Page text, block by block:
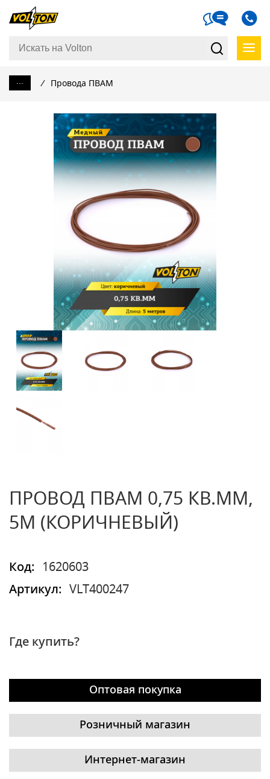
... / Провода ПВАМ
ПРОВОД ПВАМ 0,75 КВ.ММ,
5М (КОРИЧНЕВЫЙ)
Код:
1620603
Артикул:
VLT400247
Где купить?
Оптовая покупка
Розничный магазин
Интернет-магазин